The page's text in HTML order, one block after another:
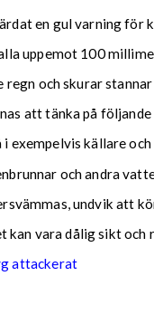
en gul varning
uppemot 100
och skurar
att tänka på
i exempelvis källare
och andra
undvik att
kan vara dålig sikt
attackerat